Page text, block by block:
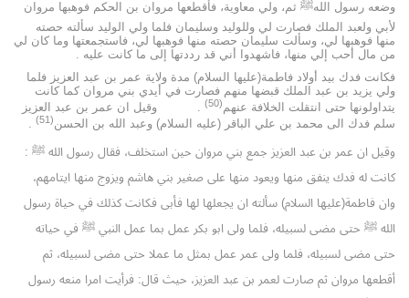
وضعه رسول اللهﷺ ثم، ولي معاوية، فأقطعها مروان بن الحكم فوهبها مروان
لأبي ولعبد الملك فصارت لي وللوليد وسليمان فلما ولي الوليد سألته حصته
منها فوهبها لي، وسألت سليمان حصته منها فوهبها لي، فاستجمعتها وما كان لي
من مال أحب إلي منها، فاشهدوا أني قد رددتها إلى ما كانت عليه .
فكانت فدك بيد أولاد فاطمة(عليها السلام) مدة ولاية عمر بن عبد العزيز فلما
ولي يزيد بن عبد الملك قبضها منهم فصارت في أيدي بني مروان كما كانت
يتداولونها حتى انتقلت الخلافة عنهم (50)
. وقيل ان عمر بن عبد العزيز
سلم فدك الى محمد بن علي الباقر (عليه السلام) وعبد الله بن الحسن(51)
.
وقيل ان عمر بن عبد العزيز جمع بني مروان حين استخلف، فقال رسول الله ﷺ :
كانت له فدك ينفق منها ويعود منها على صغير بني هاشم ويزوج منها ايتامهم،
وان فاطمة(عليها السلام) سألته ان يجعلها لها فأبى فكانت كذلك في حياة رسول
الله ﷺ حتى مضى لسبيله، فلما ولى ابو بكر عمل بما عمل النبي ﷺ في حياته
حتى مضى لسبيله، فلما ولى عمر عمل بمثل ما عملا حتى مضى لسبيله، ثم
أقطعها مروان ثم صارت لعمر بن عبد العزيز، حيث قال: فرأيت امرا منعه رسول